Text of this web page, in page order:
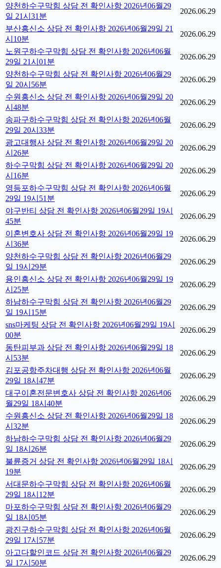
양천하수구막힘 상담 전 확인사항 2026년06월29
일 21시31분
2026.06.29
부산흥신소 상담 전 확인사항 2026년06월29일 21
시10분
2026.06.29
노원구하수구막힘 상담 전 확인사항 2026년06월
29일 21시01분
2026.06.29
양천하수구막힘 상담 전 확인사항 2026년06월29
일 20시56분
2026.06.29
수원흥신소 상담 전 확인사항 2026년06월29일 20
시48분
2026.06.29
송파구하수구막힘 상담 전 확인사항 2026년06월
29일 20시33분
2026.06.29
광고대행사 상담 전 확인사항 2026년06월29일 20
시26분
2026.06.29
하수구막힘 상담 전 확인사항 2026년06월29일 20
시16분
2026.06.29
영등포하수구막힘 상담 전 확인사항 2026년06월
29일 19시51분
2026.06.29
야구반티 상담 전 확인사항 2026년06월29일 19시
45분
2026.06.29
이혼변호사 상담 전 확인사항 2026년06월29일 19
시36분
2026.06.29
양천하수구막힘 상담 전 확인사항 2026년06월29
일 19시29분
2026.06.29
용인흥신소 상담 전 확인사항 2026년06월29일 19
시25분
2026.06.29
하남하수구막힘 상담 전 확인사항 2026년06월29
일 19시15분
2026.06.29
sns마케팅 상담 전 확인사항 2026년06월29일 19시
00분
2026.06.29
동탄피부과 상담 전 확인사항 2026년06월29일 18
시53분
2026.06.29
김포공항주차대행 상담 전 확인사항 2026년06월
29일 18시47분
2026.06.29
대구이혼전문변호사 상담 전 확인사항 2026년06
월29일 18시40분
2026.06.29
수원흥신소 상담 전 확인사항 2026년06월29일 18
시32분
2026.06.29
하남하수구막힘 상담 전 확인사항 2026년06월29
일 18시26분
2026.06.29
불륜증거 상담 전 확인사항 2026년06월29일 18시
19분
2026.06.29
서대문하수구막힘 상담 전 확인사항 2026년06월
29일 18시12분
2026.06.29
마포하수구막힘 상담 전 확인사항 2026년06월29
일 18시05분
2026.06.29
광진구하수구막힘 상담 전 확인사항 2026년06월
29일 17시57분
2026.06.29
아고다할인코드 상담 전 확인사항 2026년06월29
일 17시50분
2026.06.29